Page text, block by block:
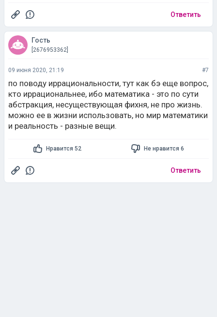
Ответить
Гость
[2676953362]
09 июня 2020, 21:19 #7
по поводу иррациональности, тут как бэ еще вопрос,
кто иррациональнее, ибо математика - это по сути
абстракция, несуществующая фихня, не про жизнь.
можно ее в жизни использовать, но мир математики
и реальность - разные вещи.
Нравится 52 Не нравится 6
Ответить